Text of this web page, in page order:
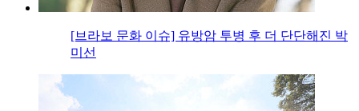
[브라보 문화 이슈] 유방암 투병 후 더 단단해진 박
미선